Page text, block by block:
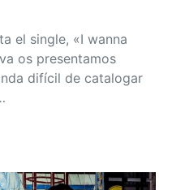
el single, «I wanna
os presentamos
difícil de catalogar